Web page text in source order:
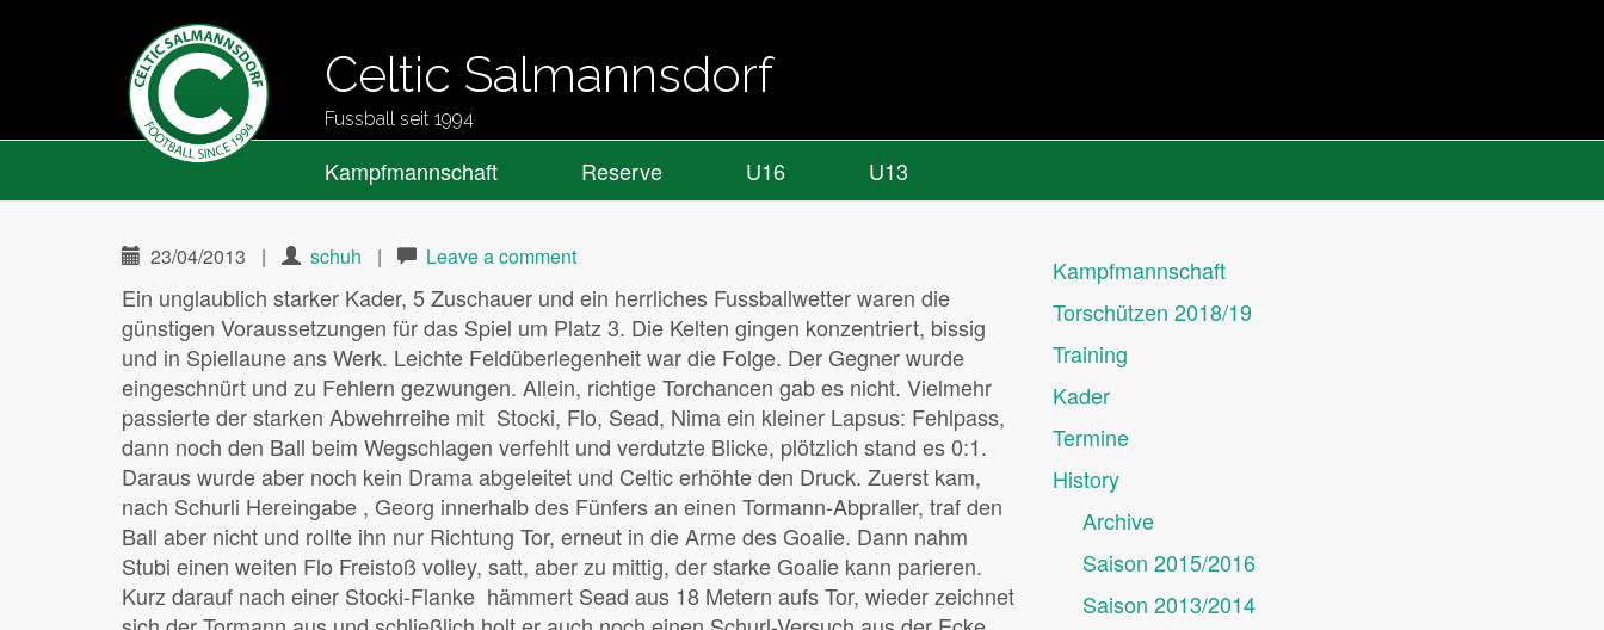
Celtic Salmannsdorf
Fussball seit 1994
Primary
Menu
Celtic SalmannsdorfKampfmannschaft Reserve U16 U13
23/04/2013 | schuh | Leave a comment
Ein unglaublich starker Kader, 5 Zuschauer und ein herrliches Fussballwetter waren die
günstigen Voraussetzungen für das Spiel um Platz 3. Die Kelten gingen konzentriert, bissig
und in Spiellaune ans Werk. Leichte Feldüberlegenheit war die Folge. Der Gegner wurde
eingeschnürt und zu Fehlern gezwungen. Allein, richtige Torchancen gab es nicht. Vielmehr
passierte der starken Abwehrreihe mit Stocki, Flo, Sead, Nima ein kleiner Lapsus: Fehlpass,
dann noch den Ball beim Wegschlagen verfehlt und verdutzte Blicke, plötzlich stand es 0:1.
Daraus wurde aber noch kein Drama abgeleitet und Celtic erhöhte den Druck. Zuerst kam,
nach Schurli Hereingabe , Georg innerhalb des Fünfers an einen Tormann-Abpraller, traf den
Ball aber nicht und rollte ihn nur Richtung Tor, erneut in die Arme des Goalie. Dann nahm
Stubi einen weiten Flo Freistoß volley, satt, aber zu mittig, der starke Goalie kann parieren.
Kurz darauf nach einer Stocki-Flanke hämmert Sead aus 18 Metern aufs Tor, wieder zeichnet
Kampfmannschaft
Torschützen 2018/19
Training
Kader
Termine
History
Archive
Saison 2015/2016
Saison 2013/2014